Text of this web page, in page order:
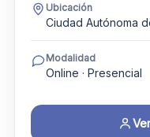
Ubicación
Ciudad Autónoma
Modalidad
Online · Presencial